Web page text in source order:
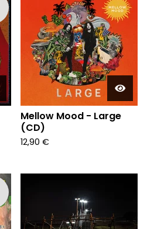
Mellow Mood - Large
(CD)
12,90 €